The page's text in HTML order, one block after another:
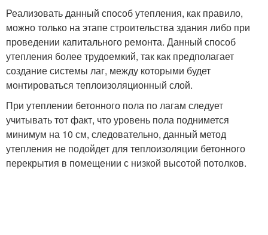
Реализовать данный способ утепления, как правило,
можно только на этапе строительства здания либо при
проведении капитального ремонта. Данный способ
утепления более трудоемкий, так как предполагает
создание системы лаг, между которыми будет
монтироваться теплоизоляционный слой.
При утеплении бетонного пола по лагам следует
учитывать тот факт, что уровень пола поднимется
минимум на 10 см, следовательно, данный метод
утепления не подойдет для теплоизоляции бетонного
перекрытия в помещении с низкой высотой потолков.